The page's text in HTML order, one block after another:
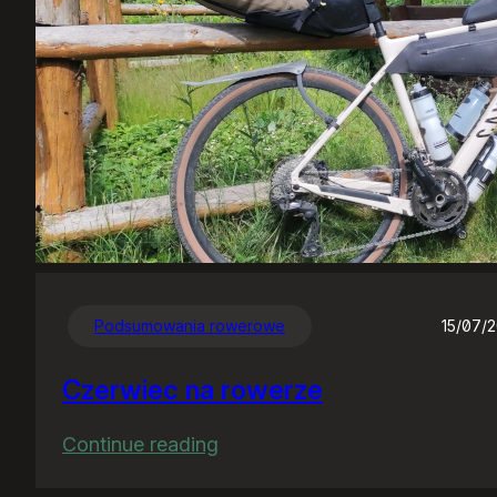
Podsumowania rowerowe 15/07/
Czerwiec na rowerze
Continue reading